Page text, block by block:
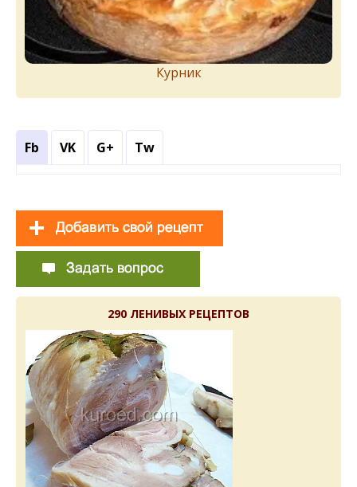
Курник
Fb VK G+ Tw
290 ЛЕНИВЫХ РЕЦЕПТОВ